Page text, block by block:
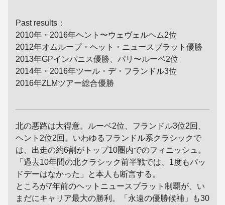
Past results：
2010年・2016年ヘント〜ウェヴェルヘム2位
2012年オムループ・ヘット・ニュースブラット優勝
2013年GPインパニス優勝、パリ〜ルーベ2位
2014年・2016年ツール・デ・フランドル3位
2016年ZLMツアー総合優勝
北の悪路は大得意。ルーベ2位、フランドル3位2回、
ヘント2位2回。いわゆるフランドル系クラシックで
は、出走の約6割がトップ10圏内でのフィニッシュ。
「過去10年間の北クラシック前半戦では、1度もバッ
ドデーはなかった」と本人も断言する。
ところが7年前のヘットニュースブラット制覇が、い
まだにキャリア最大の勝利。「永遠の優勝候補」も30